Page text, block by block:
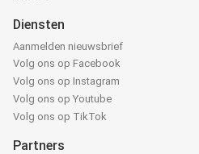
Diensten
Aanmelden nieuwsbrief
Volg ons op Facebook
Volg ons op Instagram
Volg ons op Youtube
Volg ons op TikTok
Partners